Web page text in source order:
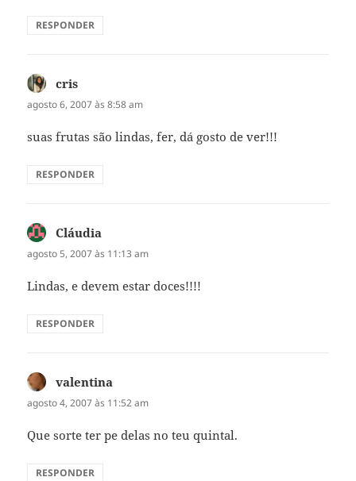
RESPONDER
cris
agosto 6, 2007 às 8:58 am
suas frutas são lindas, fer, dá gosto de ver!!!
RESPONDER
Cláudia
agosto 5, 2007 às 11:13 am
Lindas, e devem estar doces!!!!
RESPONDER
valentina
agosto 4, 2007 às 11:52 am
Que sorte ter pe delas no teu quintal.
RESPONDER